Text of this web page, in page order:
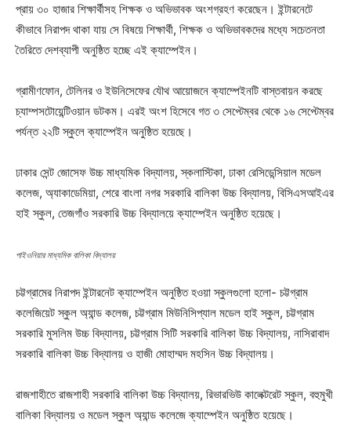
প্রায় ৩০ হাজার শিক্ষার্থীসহ শিক্ষক ও অভিভাবক অংশগ্রহণ করেছেন। ইন্টারনেটে
কীভাবে নিরাপদ থাকা যায় সে বিষয়ে শিক্ষার্থী, শিক্ষক ও অভিভাবকদের মধ্যে সচেতনতা
তৈরিতে দেশব্যাপী অনুষ্ঠিত হচ্ছে এই ক্যাম্পেইন।
গ্রামীণফোন, টেলিনর ও ইউনিসেফের যৌথ আয়োজনে ক্যাম্পেইনটি বাস্তবায়ন করছে
চ্যাম্পসটোয়েন্টিওয়ান ডটকম। এরই অংশ হিসেবে গত ৩ সেপ্টেম্বর থেকে ১৬ সেপ্টেম্বর
পর্যন্ত ২২টি স্কুলে ক্যাম্পেইন অনুষ্ঠিত হয়েছে।
ঢাকার সেন্ট জোসেফ উচ্চ মাধ্যমিক বিদ্যালয়, স্কলাস্টিকা, ঢাকা রেসিডেন্সিয়াল মডেল
কলেজ, অ্যাকাডেমিয়া, শেরে বাংলা নগর সরকারি বালিকা উচ্চ বিদ্যালয়, বিসিএসআইএর
হাই স্কুল, তেজগাঁও সরকারি উচ্চ বিদ্যালয়ে ক্যাম্পেইন অনুষ্ঠিত হয়েছে।
পাইওনিয়ার মাধ্যমিক বালিকা বিদ্যালয়
চট্টগ্রামের নিরাপদ ইন্টারনেট ক্যাম্পেইন অনুষ্ঠিত হওয়া স্কুলগুলো হলো- চট্টগ্রাম
কলেজিয়েট স্কুল অ্যান্ড কলেজ, চট্টগ্রাম মিউনিসিপ্যাল মডেল হাই স্কুল, চট্টগ্রাম
সরকারি মুসলিম উচ্চ বিদ্যালয়, চট্টগ্রাম সিটি সরকারি বালিকা উচ্চ বিদ্যালয়, নাসিরাবাদ
সরকারি বালিকা উচ্চ বিদ্যালয় ও হাজী মোহাম্মদ মহসিন উচ্চ বিদ্যালয়।
রাজশাহীতে রাজশাহী সরকারি বালিকা উচ্চ বিদ্যালয়, রিভারভিউ কালেক্টরেট স্কুল, বহুমুখী
বালিকা বিদ্যালয় ও মডেল স্কুল অ্যান্ড কলেজে ক্যাম্পেইন অনুষ্ঠিত হয়েছে।